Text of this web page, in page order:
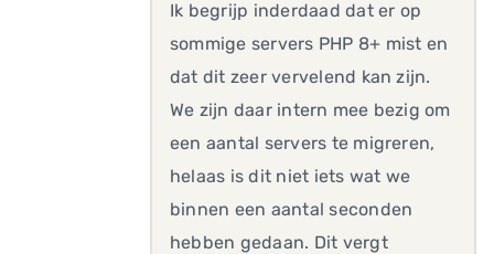
Ik begrijp inderdaad dat er op
sommige servers PHP 8+ mist en
dat dit zeer vervelend kan zijn.
We zijn daar intern mee bezig om
een aantal servers te migreren,
helaas is dit niet iets wat we
binnen een aantal seconden
hebben gedaan. Dit vergt